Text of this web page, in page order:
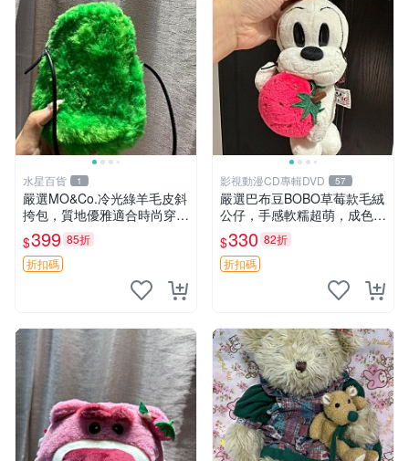
水星百貨 1
嚴選MO&Co.冷光綠羊毛皮斜
挎包，質地優雅適合時尚穿搭
冷光綠 皮包 斜挎包
$399 85折
折扣碼
影視動漫CD專輯DVD 57
嚴選巴布豆BOBO草莓款毛絨
公仔，手感軟糯超萌，成色優
良適合作為收藏品或包包配
飾。可視頻確認詳情。 巴布
豆 BOBO 草莓 毛絨公仔 收藏
$330 82折
折扣碼